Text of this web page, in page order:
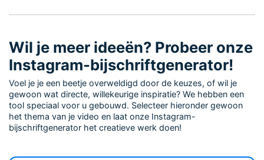
Wil je meer ideeën? Probeer onze
Instagram-bijschriftgenerator!
Voel je je een beetje overweldigd door de keuzes, of wil je
gewoon wat directe, willekeurige inspiratie? We hebben een
tool speciaal voor u gebouwd. Selecteer hieronder gewoon
het thema van je video en laat onze Instagram-
bijschriftgenerator het creatieve werk doen!